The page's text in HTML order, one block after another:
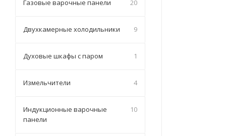
Газовые варочные панели 20
Двухкамерные холодильники 9
Духовые шкафы с паром 1
Измельчители 4
Индукционные варочные
панели
10